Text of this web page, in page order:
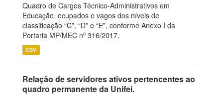
Quadro de Cargos Técnico-Administrativos em
Educação, ocupados e vagos dos níveis de
classificação “C”, “D” e “E”, conforme Anexo I da
Portaria MP/MEC nº 316/2017.
CSV
Relação de servidores ativos pertencentes ao
quadro permanente da Unifei.